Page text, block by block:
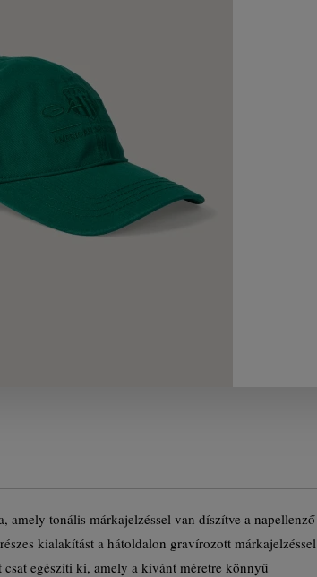
amely tonális márkajelzéssel van díszítve a napellenző
kialakítást a hátoldalon gravírozott márkajelzéssel
egészíti ki, amely a kívánt méretre könnyű